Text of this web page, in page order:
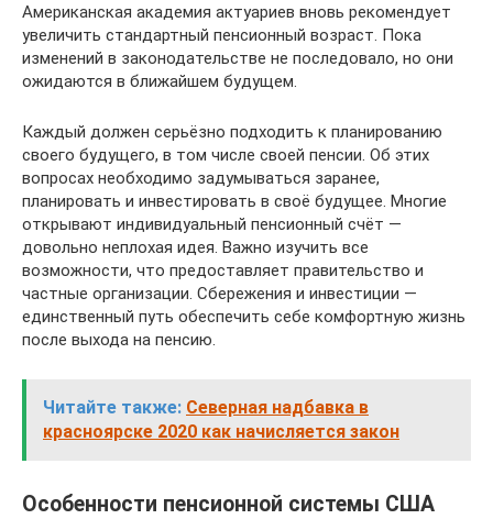
Американская академия актуариев вновь рекомендует
увеличить стандартный пенсионный возраст. Пока
изменений в законодательстве не последовало, но они
ожидаются в ближайшем будущем.
Каждый должен серьёзно подходить к планированию
своего будущего, в том числе своей пенсии. Об этих
вопросах необходимо задумываться заранее,
планировать и инвестировать в своё будущее. Многие
открывают индивидуальный пенсионный счёт —
довольно неплохая идея. Важно изучить все
возможности, что предоставляет правительство и
частные организации. Сбережения и инвестиции —
единственный путь обеспечить себе комфортную жизнь
после выхода на пенсию.
Читайте также: Северная надбавка в
красноярске 2020 как начисляется закон
Особенности пенсионной системы США